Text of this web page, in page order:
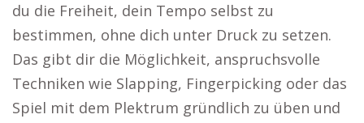
du die Freiheit, dein Tempo selbst zu
bestimmen, ohne dich unter Druck zu setzen.
Das gibt dir die Möglichkeit, anspruchsvolle
Techniken wie Slapping, Fingerpicking oder das
Spiel mit dem Plektrum gründlich zu üben und